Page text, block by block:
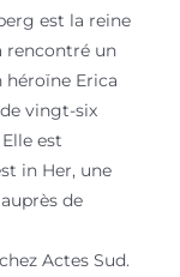
est la reine
rencontré un
Erica
vingt-six
est
in Her, une
de
Actes Sud.